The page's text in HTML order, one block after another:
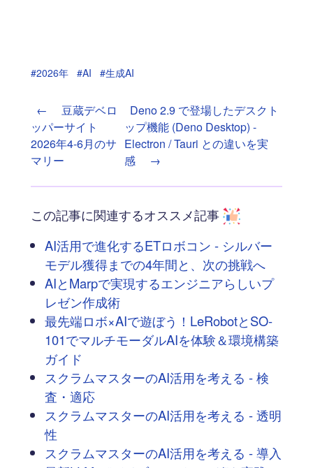
#2026年 #AI #生成AI
←
豆蔵デベロ
ッパーサイト
2026年4-6月のサ
マリー
Deno 2.9 で登場したデスクト
ップ機能 (Deno Desktop) -
Electron / Tauri との違いを実
感
→
この記事に関連するオススメ記事
AI活用で進化するETロボコン - シルバー
モデル獲得までの4年間と、次の挑戦へ
AIとMarpで実現するエンジニアらしいプ
レゼン作成術
最先端ロボ×AIで遊ぼう！LeRobotとSO-
101でマルチモーダルAIを体験＆環境構築
ガイド
スクラムマスターのAI活用を考える - 検
査・適応
スクラムマスターのAI活用を考える - 透明
性
スクラムマスターのAI活用を考える - 導入